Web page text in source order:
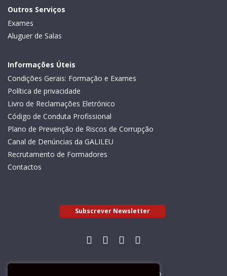
Outros Serviços
Exames
Aluguer de Salas
Informações Úteis
Condições Gerais: Formação e Exames
Política de privacidade
Livro de Reclamações Eletrónico
Código de Conduta Profissional
Plano de Prevenção de Riscos de Corrupção
Canal de Denúncias da GALILEU
Recrutamento de Formadores
Contactos
Subscrever Newsletter
Livro de Reclamações Electrónico